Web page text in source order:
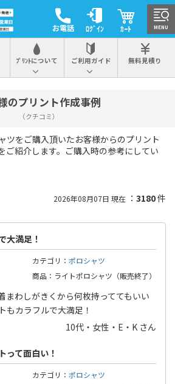
お電話 ﾛｸﾞｲﾝ ｶｰﾄ
ﾌﾟﾘﾝﾄについて ご利用ガイド 無料見積り
のプリント作成事例
（クチコミ）
ツをご購入頂いたお客様からのプリント
ご紹介します。ご購入時の参考にしてい
2026年08月07日 現在 ： 3180件
大満足！
カテゴリ： ポロシャツ
商品：ライトポロシャツ（販売終了）
まわしがきくから何枚持っててもいい
もカラフルで大満足！
10代・女性・E・K さん
って面白い！
カテゴリ： ポロシャツ
MENU